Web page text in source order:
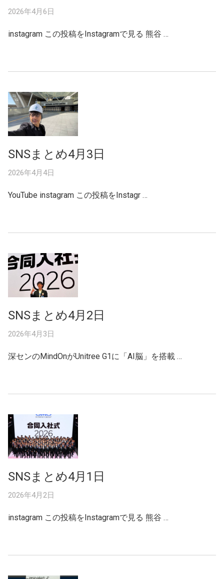
2026年4月6日
instagram この投稿をInstagramで見る 熊谷 …
SNSまとめ4月3日
2026年4月4日
YouTube instagram この投稿をInstagr …
SNSまとめ4月2日
2026年4月3日
深センのMindOnがUnitree G1に「AI脳」を搭載 …
SNSまとめ4月1日
2026年4月2日
instagram この投稿をInstagramで見る 熊谷 …